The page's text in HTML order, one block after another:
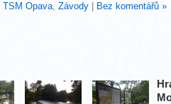
TSM Opava, Závody Bez komentářů »